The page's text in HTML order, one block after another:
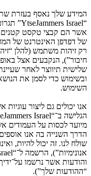
המידע שלך נאסף בעזרת
אשר הם קבצי טקסט קטנים
של דפדפן האינטרנט של
רק זיהות משתמש (להלן
ובשימוש כדי לסמן את
השימוש.
הדרך השנייה בה אנו
שולח לנו. זה יכול להיות,
והודעות אשר נרשמו
“ההודעות שלך”).